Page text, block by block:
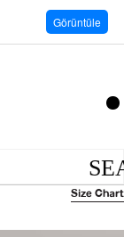
Size Chart
Görüntüle